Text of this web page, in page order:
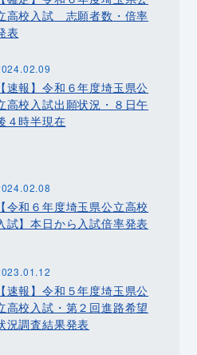
高校入試 志願者数・倍率
表
【速報】令和６年度埼玉県公
高校入試出願状況・８日午
４時半現在
【令和６年度埼玉県公立高校
試】本日から入試倍率発表
【速報】令和５年度埼玉県公
高校入試・第２回進路希望
況調査結果発表